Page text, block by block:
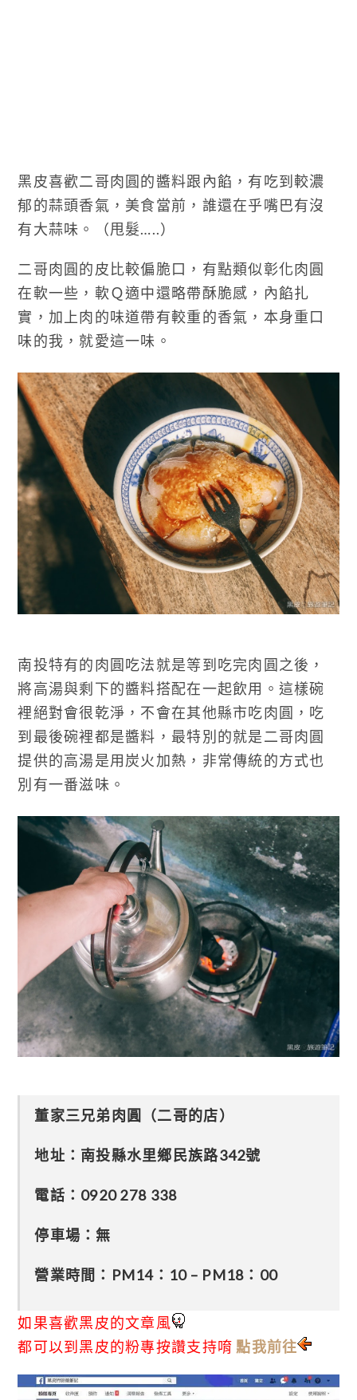
黑皮喜歡二哥肉圓的醬料跟內餡，有吃到較濃
郁的蒜頭香氣，美食當前，誰還在乎嘴巴有沒
有大蒜味。（甩髮…..）
二哥肉圓的皮比較偏脆口，有點類似彰化肉圓
在軟一些，軟Ｑ適中還略帶酥脆感，內餡扎
實，加上肉的味道帶有較重的香氣，本身重口
味的我，就愛這一味。
南投特有的肉圓吃法就是等到吃完肉圓之後，
將高湯與剩下的醬料搭配在一起飲用。這樣碗
裡絕對會很乾淨，不會在其他縣市吃肉圓，吃
到最後碗裡都是醬料，最特別的就是二哥肉圓
提供的高湯是用炭火加熱，非常傳統的方式也
別有一番滋味。
董家三兄弟肉圓（二哥的店）
地址：南投縣水里鄉民族路342號
電話： 0920 278 338
停車場：無
營業時間：PM14：10 – PM18：00
如果喜歡黑皮的文章風
都可以到黑皮的粉專按讚支持唷 點我前往